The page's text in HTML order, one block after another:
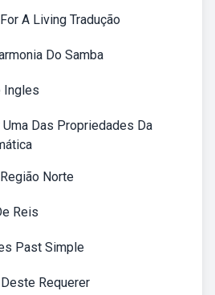
A Living Tradução
Do Samba
Ingles
Das Propriedades Da
Norte
Reis
Past Simple
Requerer